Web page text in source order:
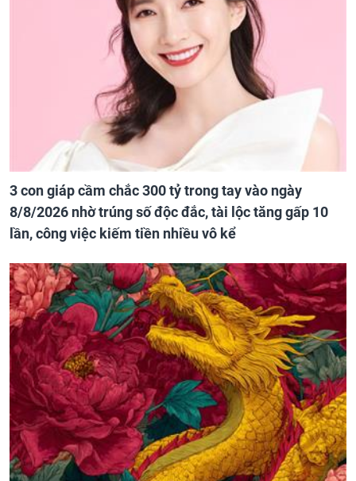
3 con giáp cầm chắc 300 tỷ trong tay vào ngày
8/8/2026 nhờ trúng số độc đắc, tài lộc tăng gấp 10
lần, công việc kiếm tiền nhiều vô kể